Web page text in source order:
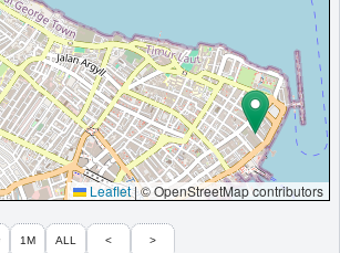
ルです。
タウン
格目安:￥380 MYR情報サイト:milogging
格をみる
ウェルカムギフト朝食選択可,ラウンジアクセス有
み）,客室アップグレード有（スイート含む）※ラウ
朝食」固定,アフタヌーンティー無料（週末）
ウン世界遺産地区,アンティーク地図展示
Leaflet|© OpenStreetMap contributors
1M ALL < >